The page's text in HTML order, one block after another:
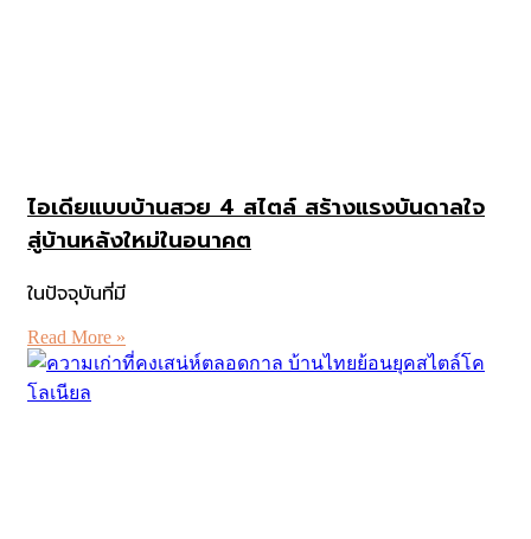
ไอเดียแบบบ้านสวย 4 สไตล์ สร้างแรงบันดาลใจ
สู่บ้านหลังใหม่ในอนาคต
ในปัจจุบันที่มี
Read More »